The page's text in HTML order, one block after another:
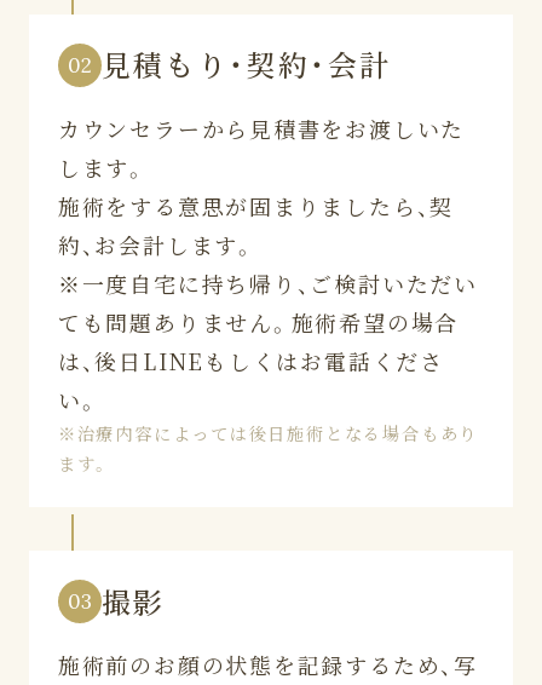
02 見積もり・契約・会計
カウンセラーから見積書をお渡しいた
します。
施術をする意思が固まりましたら、契
約、お会計します。
※一度自宅に持ち帰り、ご検討いただい
ても問題ありません。施術希望の場合
は、後日LINEもしくはお電話くださ
い。
※治療内容によっては後日施術となる場合もあり
ます。
03 撮影
施術前のお顔の状態を記録するため、写